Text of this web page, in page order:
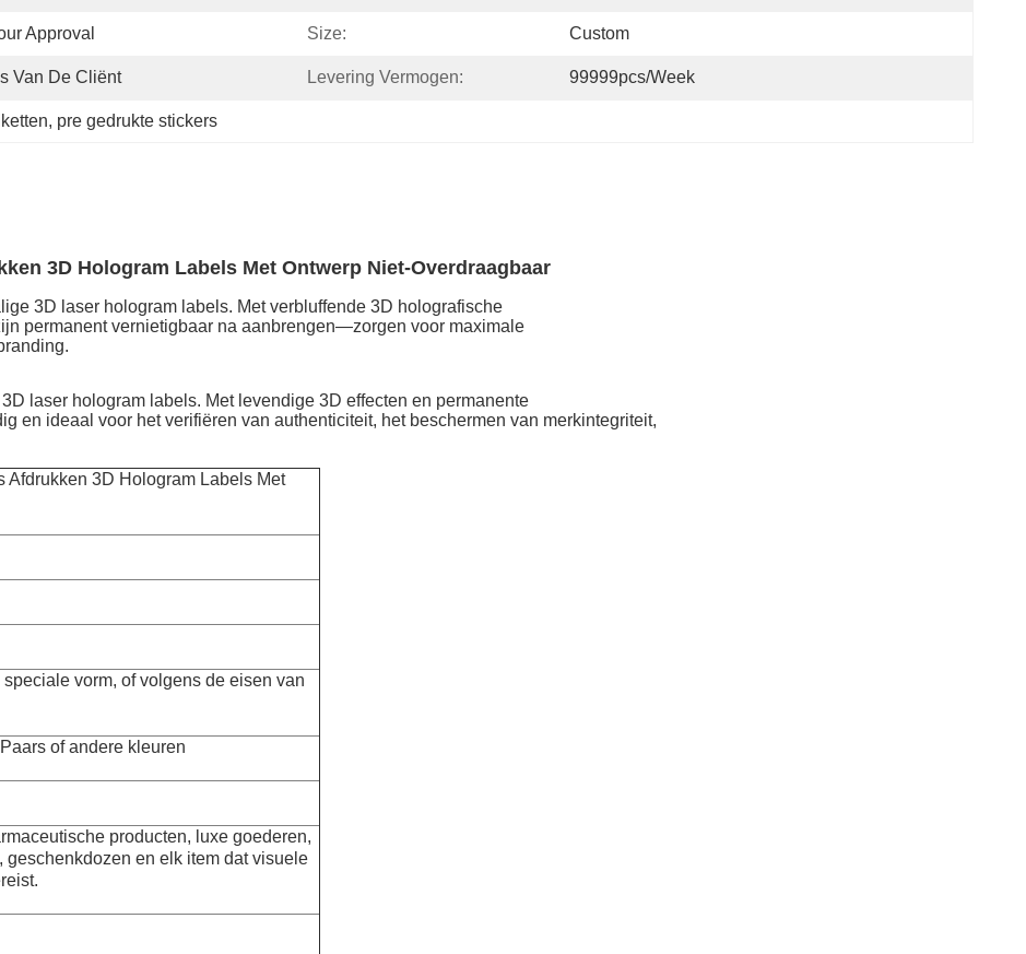
Approval Size: Custom
Van De Cliënt Levering Vermogen: 99999pcs/week
, pre gedrukte stickers
3D Hologram Labels Met Ontwerp Niet-Overdraagbaar
3D laser hologram labels. Met verbluffende 3D holografische
permanent vernietigbaar na aanbrengen—zorgen voor maximale
laser hologram labels. Met levendige 3D effecten en permanente
en ideaal voor het verifiëren van authenticiteit, het beschermen van merkintegriteit,
3D Hologram Labels Met
vorm, of volgens de eisen van
of andere kleuren
producten, luxe goederen,
en elk item dat visuele